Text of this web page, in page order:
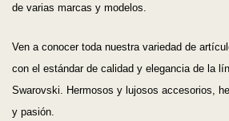
de varias marcas y modelos.
Ven a conocer toda nuestra variedad de
con el estándar de calidad y elegancia de la
Swarovski. Hermosos y lujosos accesorios,
y pasión.